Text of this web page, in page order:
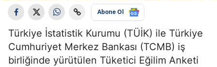
Abone Ol
Türkiye İstatistik Kurumu (TÜİK) ile Türkiye
Cumhuriyet Merkez Bankası (TCMB) iş
birliğinde yürütülen Tüketici Eğilim Anketi